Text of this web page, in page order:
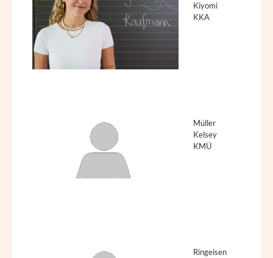
Kiyomi
KKA
Müller
Kelsey
KMÜ
Ringeisen